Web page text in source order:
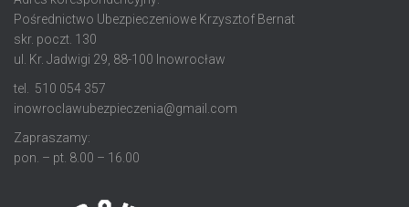
Pośrednictwo Ubezpieczeniowe Krzysztof Bernat
skr. poczt. 130
ul. Kr. Jadwigi 29, 88-100 Inowrocław
tel. 510 054 357
inowroclawubezpieczenia@gmail.com
Zapraszamy:
pon. – pt. 8.00 – 16.00